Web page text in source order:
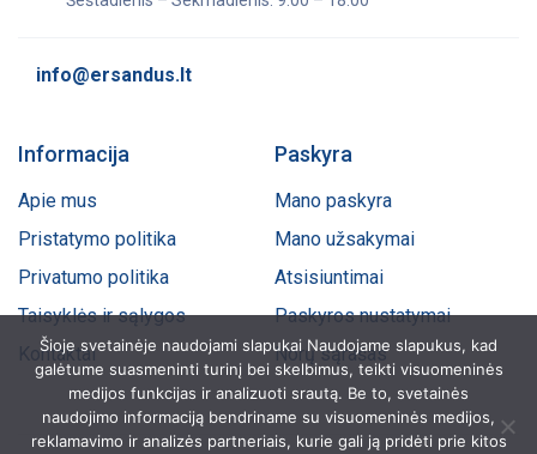
info@ersandus.lt
Informacija
Apie mus
Pristatymo politika
Privatumo politika
Taisyklės ir sąlygos
Kontaktai
Paskyra
Mano paskyra
Mano užsakymai
Atsisiuntimai
Paskyros nustatymai
Norų sąrašas
Šioje svetainėje naudojami slapukai Naudojame slapukus, kad
galėtume suasmeninti turinį bei skelbimus, teikti visuomeninės
medijos funkcijas ir analizuoti srautą. Be to, svetainės
naudojimo informaciją bendriname su visuomeninės medijos,
reklamavimo ir analizės partneriais, kurie gali ją pridėti prie kitos